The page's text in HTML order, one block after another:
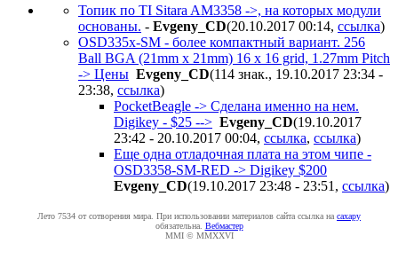
Топик по TI Sitara AM3358 ->, на которых модули
основаны. - Evgeny_CD(20.10.2017 00:14, ссылка)
OSD335x-SM - более компактный вариант. 256
Ball BGA (21mm x 21mm) 16 x 16 grid, 1.27mm Pitch
-> Цены Evgeny_CD(114 знак., 19.10.2017 23:34 -
23:38, ссылка)
PocketBeagle -> Сделана именно на нем.
Digikey - $25 --> Evgeny_CD(19.10.2017
23:42 - 20.10.2017 00:04, ссылка, ссылка)
Еще одна отладочная плата на этом чипе -
OSD3358-SM-RED -> Digikey $200
Evgeny_CD(19.10.2017 23:48 - 23:51 , ссылка)
Лето 7534 от сотворения мира. При использовании материалов сайта ссылка на caxapу
обязательна. Вебмастер
MMI © MMXXVI